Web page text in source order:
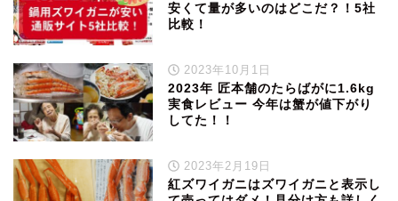
安くて量が多いのはどこだ？！5社
比較！
2023年10月1日
2023年 匠本舗のたらばがに1.6kg
実食レビュー 今年は蟹が値下がり
してた！！
2023年2月19日
紅ズワイガニはズワイガニと表示し